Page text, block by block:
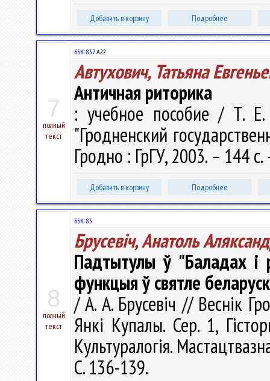
Добавить в корзину Подробнее
7
полный
текст
ББК 83.7А22
Автухович, Татьяна
Античная риторика
: учебное пособие / Т. Е.
"Гродненский
Гродно : ГрГУ, 2003. – 144
Добавить в корзину Подробнее
8
полный
текст
ББК 83.
Брусевіч, Анатоль
Падтытулы ў "Баладах і
функцыя ў святле
/ А. А. Брусевіч // Веснік
Янкі Купалы. Сер. 1,
Культуралогія.
С. 136-139.